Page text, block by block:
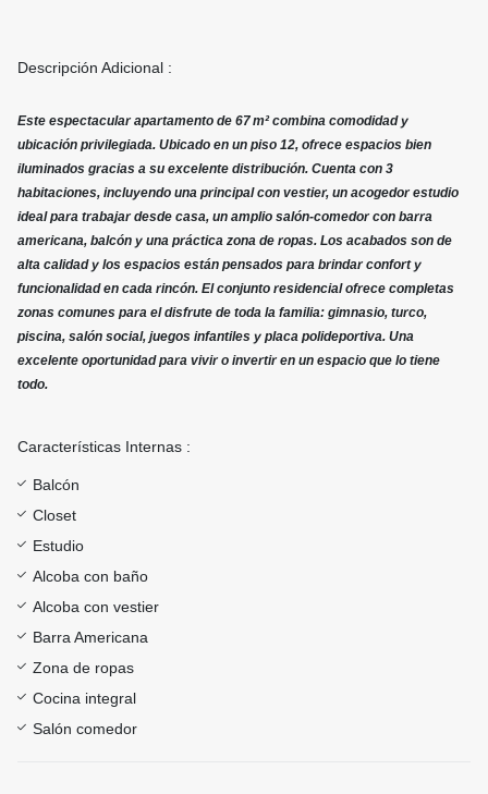
Descripción Adicional :
Este espectacular apartamento de 67 m² combina comodidad y
ubicación privilegiada. Ubicado en un piso 12, ofrece espacios bien
iluminados gracias a su excelente distribución. Cuenta con 3
habitaciones, incluyendo una principal con vestier, un acogedor estudio
ideal para trabajar desde casa, un amplio salón-comedor con barra
americana, balcón y una práctica zona de ropas. Los acabados son de
alta calidad y los espacios están pensados para brindar confort y
funcionalidad en cada rincón. El conjunto residencial ofrece completas
zonas comunes para el disfrute de toda la familia: gimnasio, turco,
piscina, salón social, juegos infantiles y placa polideportiva. Una
excelente oportunidad para vivir o invertir en un espacio que lo tiene
todo.
Características Internas :
Balcón
Closet
Estudio
Alcoba con baño
Alcoba con vestier
Barra Americana
Zona de ropas
Cocina integral
Salón comedor